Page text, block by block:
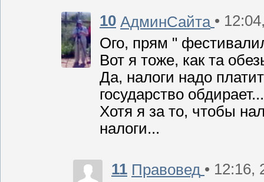
10 АдминСайта •
Ого, прям "
Вот я тоже, как та
Да, налоги надо
государство
Хотя я за то, чтобы
налоги...
11 Правовед • 12:16,